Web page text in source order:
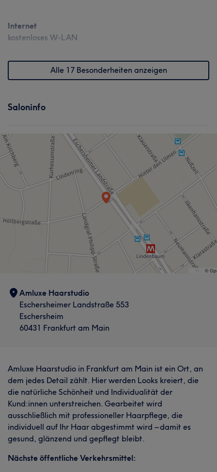
Internet
kostenloses W-LAN
Alle 17 Besonderheiten anzeigen
Saloninfo
Amluxe Haarstudio
Eschersheimer Landstraße 553
Eschersheim
60431 Frankfurt am Main
Amluxe Haarstudio in Frankfurt am Main ist ein Ort, an
dem jedes Detail zählt. Hier werden Looks kreiert, die
die natürliche Schönheit und Individualität der
Kund:innen unterstreichen. Gearbeitet wird
ausschließlich mit professioneller Haarpflege, die
individuell auf Ihr Haar abgestimmt wird – damit es
gesund, glänzend und gepflegt bleibt.
Nächste öffentliche Verkehrsmittel: